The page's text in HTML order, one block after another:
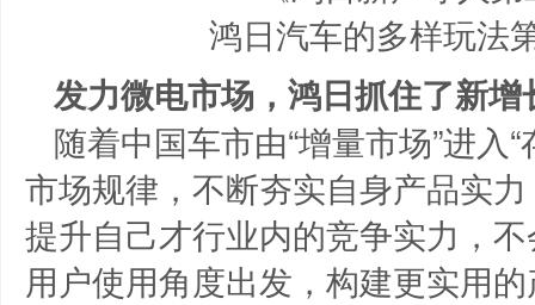
发力微电市场，鸿日抓住了新增
随着中国车市由“增量市场”进入
市场规律，不断夯实自身产品实
提升自己才行业内的竞争实力，
用户使用角度出发，构建更实用